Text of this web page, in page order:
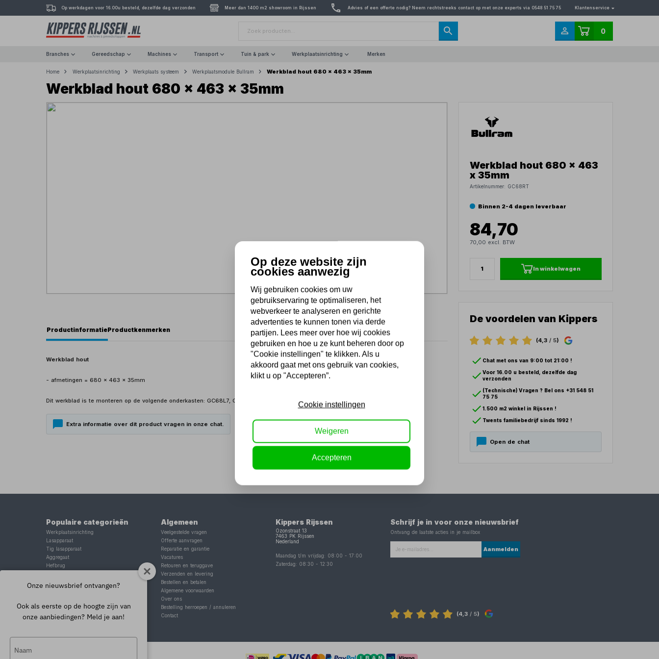
Op werkdagen voor 16.00u besteld, dezelfde dag verzonden Meer dan 1400 m2 showroom in Rijssen Advies of een offerte nodig? Neem rechtstreeks contact op met onze experts via 0548 51 75 75 Klantenservice
0
Branches Gereedschap Machines Transport Tuin & park Werkplaatsinrichting Merken
Home Werkplaatsinrichting Werkplaats systeem Werkplaatsmodule Bullram Werkblad hout 680 x 463 x 35mm
Werkblad hout 680 x 463 x 35mm
ProductinformatieProductkenmerken
Werkblad hout
- afmetingen = 680 x 463 x 35mm
Dit werkblad is te monteren op de volgende onderkasten: GC68L7, GC68L5, GC68D2 en GC68TB, maar is ook los verkrijgbaar.
Extra informatie over dit product vragen in onze chat.
Werkblad hout 680 x 463
x 35mm
Artikelnummer: GC68RT
Binnen 2-4 dagen leverbaar
84,70
70,00 excl. BTW
In winkelwagen
De voordelen van Kippers
(4,3/ 5)
Chat met ons van 9:00 tot 21:00 !
Voor 16.00 u besteld, dezelfde dag
verzonden
(Technische) Vragen ? Bel ons +31 548 51
75 75
1.500 m2 winkel in Rijssen !
Twents familiebedrijf sinds 1992 !
Open de chat
Populaire categorieën
Werkplaatsinrichting
Lasapparaat
Tig lasapparaat
Aggregaat
Hefbrug
Schaarlift
Algemeen
Veelgestelde vragen
Offerte aanvragen
Reparatie en garantie
Vacatures
Retouren en teruggave
Verzenden en levering
Bestellen en betalen
Algemene voorwaarden
Over ons
Bestelling herroepen / annuleren
Contact
Kippers Rijssen
Ozonstraat 13
7463 PK
Rijssen
Nederland
Maandag t/m vrijdag: 08:00 -17:00
Zaterdag: 08:30 -12:30
Schrijf je in voor onze nieuwsbrief
Ontvang de laatste acties in je mailbox
Aanmelden
(4,3 / 5)
Onze nieuwsbrief ontvangen?
Ook als eerste op de hoogte zijn van
onze aanbiedingen? Meld je aan!
Op deze website zijn
cookies aanwezig
Wij gebruiken cookies om uw
gebruikservaring te optimaliseren, het
webverkeer te analyseren en gerichte
advertenties te kunnen tonen via derde
partijen. Lees meer over hoe wij cookies
gebruiken en hoe u ze kunt beheren door op
"Cookie instellingen" te klikken. Als u
akkoord gaat met ons gebruik van cookies,
klikt u op "Accepteren”.
Cookie instellingen
Weigeren
Accepteren